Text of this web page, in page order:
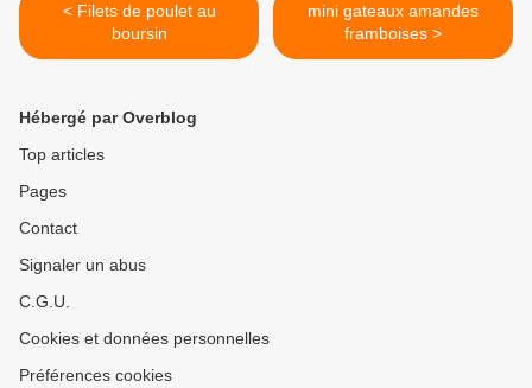
< Filets de poulet au
boursin
mini gateaux amandes
framboises >
Hébergé par Overblog
Top articles
Pages
Contact
Signaler un abus
C.G.U.
Cookies et données personnelles
Préférences cookies